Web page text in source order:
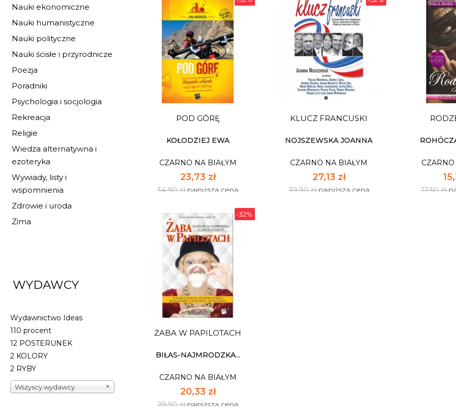
Nauki ekonomiczne
Nauki humanistyczne
Nauki polityczne
Nauki ścisłe i przyrodnicze
Poezja
Poradniki
Psychologia i socjologia
Rekreacja
Religie
Wiedza alternatywna i
ezoteryka
Wywiady, listy i
wspomnienia
Zdrowie i uroda
Zima
WYDAWCY
Wydawnictwo Ideas
110 procent
12 POSTERUNEK
2 KOLORY
2 RYBY
Wszyscy wydawcy
BALLADA O
CZAROWNICY
CZARNO NA BIAŁYM
33,93 zł
49,90 złnajniższa cena
Dostępnych: 6
Ilość:
DO KOSZYKA
AVA&FRANK: WOJNA I
MIŁOŚĆ
CZARNO NA BIAŁYM
33,93 zł
najniższa cena
Dostępnych: 64
Ilość:
DO KOSZYKA
CO BY
39,90 zł
DO
POD GÓRĘ
KOŁODZIEJ EWA
CZARNO NA BIAŁYM
23,73 zł
34,90 złnajniższa cena
POD GÓRĘ
CZARNO NA BIAŁYM
23,73 zł
34,90 złnajniższa cena
Dostępnych: 32
Ilość:
DO KOSZYKA
KLUCZ FRANCUSKI
NOJSZEWSKA JOANNA
CZARNO NA BIAŁYM
27,13 zł
39,90 złnajniższa cena 22,50 zł
-32%
ŻABA W PAPILOTACH
BIŁAS-NAJMRODZKA...
CZARNO NA BIAŁYM
20,33 zł
29,90 złnajniższa cena